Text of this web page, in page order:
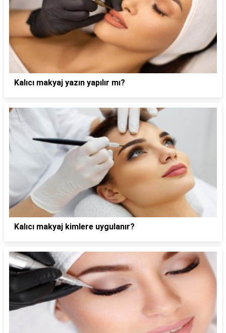
Kalıcı makyaj yazın yapılır mı?
Kalıcı makyaj kimlere uygulanır?